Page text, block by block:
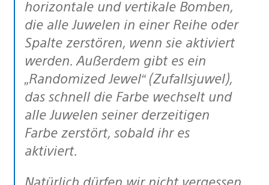
horizontale und vertikale Bomben,
die alle Juwelen in einer Reihe oder
Spalte zerstören, wenn sie aktiviert
werden. Außerdem gibt es ein
„Randomized Jewel“ (Zufallsjuwel),
das schnell die Farbe wechselt und
alle Juwelen seiner derzeitigen
Farbe zerstört, sobald ihr es
aktiviert.
Natürlich dürfen wir nicht vergessen,